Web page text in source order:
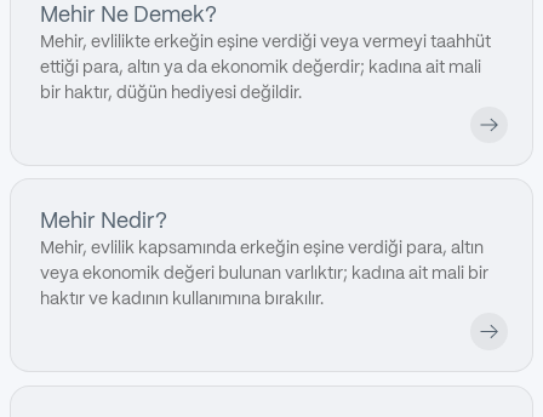
Mehir Ne Demek?
Mehir, evlilikte erkeğin eşine verdiği veya vermeyi taahhüt
ettiği para, altın ya da ekonomik değerdir; kadına ait mali
bir haktır, düğün hediyesi değildir.
Mehir Nedir?
Mehir, evlilik kapsamında erkeğin eşine verdiği para, altın
veya ekonomik değeri bulunan varlıktır; kadına ait mali bir
haktır ve kadının kullanımına bırakılır.